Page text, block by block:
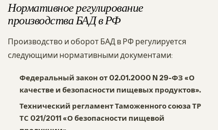
Нормативное регулирование
производства БАД в РФ
Производство и оборот БАД в РФ регулируется
следующими нормативными документами:
Федеральный закон от 02.01.2000 N 29-ФЗ «О
качестве и безопасности пищевых продуктов».
Технический регламент Таможенного союза ТР
ТС 021/2011 «О безопасности пищевой